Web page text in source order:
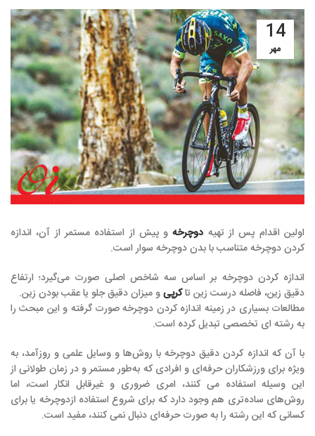
14
مهر
اولین اقدام پس از تهیه دوچرخه و پیش از استفاده مستمر از آن، اندازه
کردن دوچرخه متناسب با بدن دوچرخه سوار است.
اندازه کردن دوچرخه بر اساس سه شاخص اصلی صورت می‌گیرد؛ ارتفاع
دقیق زین، فاصله درست زین تاکرپیو میزان دقیق جلو یا عقب بودن زین.
مطالعات بسیاری در زمینه اندازه کردن دوچرخه صورت گرفته و این مبحث را
به رشته ای تخصصی تبدیل کرده است.
با آن که اندازه کردن دقیق دوچرخه با روش‌ها و وسایل علمی و روزآمد، به
ویژه برای ورزشکاران حرفه‌ای و افرادی که به‌طور مستمر و در زمان طولانی از
این وسیله استفاده می کنند، امری ضروری و غیرقابل انکار است، اما
روش‌های ساده‌تری هم وجود دارد که برای شروع استفاده ازدوچرخه یا برای
کسانی که این رشته را به صورت حرفه‌ای دنبال نمی کنند، مفید است.